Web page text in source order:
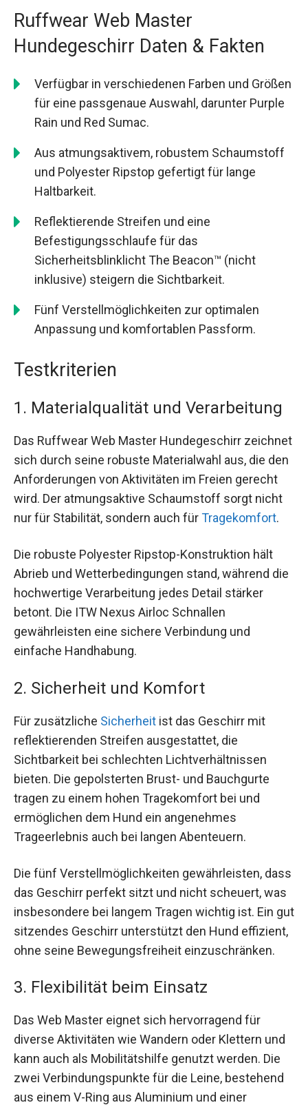
Ruffwear Web Master
Hundegeschirr Daten & Fakten
Verfügbar in verschiedenen Farben und Größen
für eine passgenaue Auswahl, darunter Purple
Rain und Red Sumac.
Aus atmungsaktivem, robustem Schaumstoff
und Polyester Ripstop gefertigt für lange
Haltbarkeit.
Reflektierende Streifen und eine
Befestigungsschlaufe für das
Sicherheitsblinklicht The Beacon™ (nicht
inklusive) steigern die Sichtbarkeit.
Fünf Verstellmöglichkeiten zur optimalen
Anpassung und komfortablen Passform.
Testkriterien
1. Materialqualität und Verarbeitung
Das Ruffwear Web Master Hundegeschirr zeichnet
sich durch seine robuste Materialwahl aus, die den
Anforderungen von Aktivitäten im Freien gerecht
wird. Der atmungsaktive Schaumstoff sorgt nicht
nur für Stabilität, sondern auch fürTragekomfort.
Die robuste Polyester Ripstop-Konstruktion hält
Abrieb und Wetterbedingungen stand, während die
hochwertige Verarbeitung jedes Detail stärker
betont. Die ITW Nexus Airloc Schnallen
gewährleisten eine sichere Verbindung und
einfache Handhabung.
2. Sicherheit und Komfort
Für zusätzliche Sicherheit ist das Geschirr mit
reflektierenden Streifen ausgestattet, die
Sichtbarkeit bei schlechten Lichtverhältnissen
bieten. Die gepolsterten Brust- und Bauchgurte
tragen zu einem hohen Tragekomfort bei und
ermöglichen dem Hund ein angenehmes
Trageerlebnis auch bei langen Abenteuern.
Die fünf Verstellmöglichkeiten gewährleisten, dass
das Geschirr perfekt sitzt und nicht scheuert, was
insbesondere bei langem Tragen wichtig ist. Ein gut
sitzendes Geschirr unterstützt den Hund effizient,
ohne seine Bewegungsfreiheit einzuschränken.
3. Flexibilität beim Einsatz
Das Web Master eignet sich hervorragend für
diverse Aktivitäten wie Wandern oder Klettern und
kann auch als Mobilitätshilfe genutzt werden. Die
zwei Verbindungspunkte für die Leine, bestehend
aus einem V-Ring aus Aluminium und einer